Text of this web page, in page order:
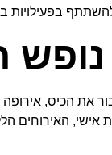
בפעילויות
הכיס, אירופה
אישי, האירוחים